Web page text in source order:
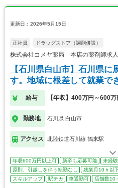
更新日：2026年5月15日
正社員 ドラッグストア（調剤併設）
株式会社コメヤ薬局 本店の薬剤師求人
【石川県白山市】石川県
す。地域に根差して就業で
給与 【年収】400万円～600万
勤務地 石川県 白山市
アクセス 北陸鉄道石川線 鶴来駅
年収600万円以上可 新卒も応募可能
未経
原則、引越しを伴う転勤なし
残業月10ｈ以
スキルアップ
駅チカ 車通勤可 店舗数10